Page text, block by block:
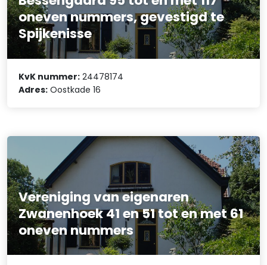
oneven nummers, gevestigd te
Spijkenisse
KvK nummer: 24478174
Adres: Oostkade 16
Vereniging van eigenaren
Zwanenhoek 41 en 51 tot en met 61
oneven nummers